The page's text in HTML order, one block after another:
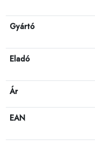
Gyártó
Eladó
Ár
EAN